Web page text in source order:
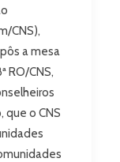
CNS),
a mesa
RO/CNS,
que o CNS